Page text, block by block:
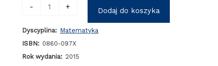
-
Wybrane
z
równań
nierówności
+ Dodaj do koszyka
Dyscyplina: Matematyka
ISBN: 0860-097X
Rok wydania: 2015